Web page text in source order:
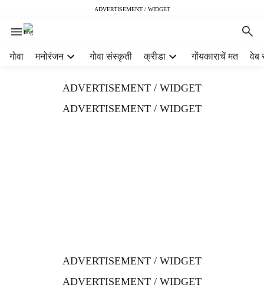
ADVERTISEMENT / WIDGET
गोवा मनोरंजन गोवा संस्कृती क्रीडा गोंयकाराचें मत वेब
ADVERTISEMENT / WIDGET
ADVERTISEMENT / WIDGET
ADVERTISEMENT / WIDGET
ADVERTISEMENT / WIDGET